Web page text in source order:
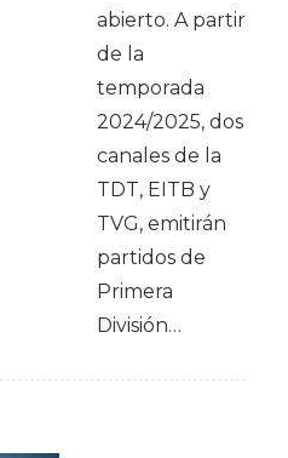
abierto. A partir
de la
temporada
2024/2025, dos
canales de la
TDT, EITB y
TVG, emitirán
partidos de
Primera
División…